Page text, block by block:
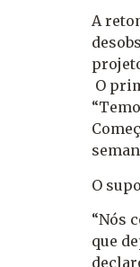
A
O
O
“Nós
que